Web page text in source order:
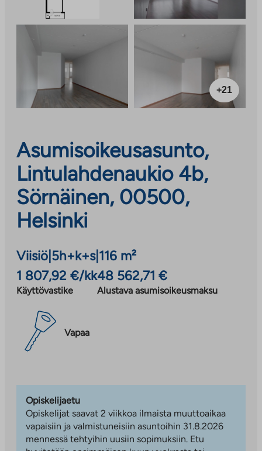
+21
Asumisoikeusasunto,
Lintulahdenaukio 4b,
Sörnäinen, 00500,
Helsinki
Viisiö 5h+k+s| 116 m²
1 807,92 €/kk
Käyttövastike
48 562,71 €
Alustava asumisoikeusmaksu
Vapaa
Opiskelijaetu
Opiskelijat saavat 2 viikkoa ilmaista muuttoaikaa
vapaisiin ja valmistuneisiin asuntoihin 31.8.2026
mennessä tehtyihin uusiin sopimuksiin. Etu